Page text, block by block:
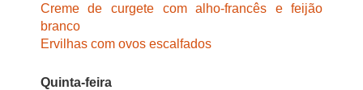
Creme de curgete com alho-francês e feijão
branco
Ervilhas com ovos escalfados
Quinta-feira